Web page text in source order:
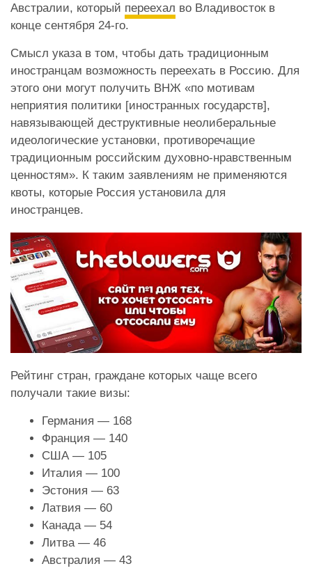
Австралии, который переехал во Владивосток в
конце сентября 24-го.
Смысл указа в том, чтобы дать традиционным
иностранцам возможность переехать в Россию. Для
этого они могут получить ВНЖ «по мотивам
неприятия политики [иностранных государств],
навязывающей деструктивные неолиберальные
идеологические установки, противоречащие
традиционным российским духовно-нравственным
ценностям». К таким заявлениям не применяются
квоты, которые Россия установила для
иностранцев.
Рейтинг стран, граждане которых чаще всего
получали такие визы:
Германия — 168
Франция — 140
США — 105
Италия — 100
Эстония — 63
Латвия — 60
Канада — 54
Литва — 46
Австралия — 43